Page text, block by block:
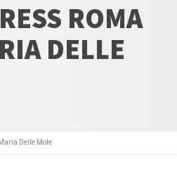
ROMA
DELLE
Delle Mole